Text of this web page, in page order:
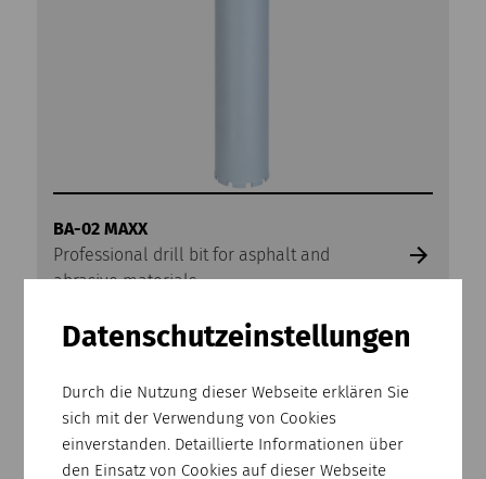
BA-02 MAXX
Professional drill bit for asphalt and
abrasive materials.
Datenschutz­einstellungen
Durch die Nutzung dieser Webseite erklären Sie
sich mit der Verwendung von Cookies
einverstanden. Detaillierte Informationen über
den Einsatz von Cookies auf dieser Webseite